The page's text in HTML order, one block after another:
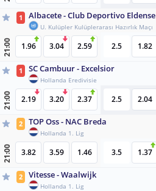
1 Albacete - Club Deportivo Eldense
U. Kulüpler Kulüplerarası Hazırlık Maçı
21:00 1.96 3.04 2.59 2.5 1.82
1 SC Cambuur - Excelsior
Hollanda Eredivisie
21:00 2.19 3.20 2.37 2.5 2.04
2 TOP Oss - NAC Breda
Hollanda 1. Lig
21:00 3.82 3.59 1.46 3.5 1.37
2 Vitesse - Waalwijk
Hollanda 1. Lig